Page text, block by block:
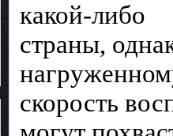
какой-либо
страны,
скорость